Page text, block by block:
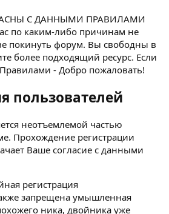
С ДАННЫМИ ПРАВИЛАМИ
по каким-либо причинам не
покинуть форум. Вы свободны в
более подходящий ресурс. Если
- Добро пожаловать!
пользователей
неотъемлемой частью
Прохождение регистрации
Ваше согласие с данными
регистрация
запрещена умышленная
ника, двойника уже